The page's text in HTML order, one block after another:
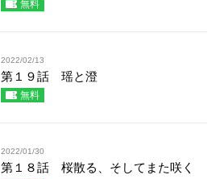
無料
2022/02/13
第１９話 瑶と澄
無料
2022/01/30
第１８話 桜散る、そしてまた咲く